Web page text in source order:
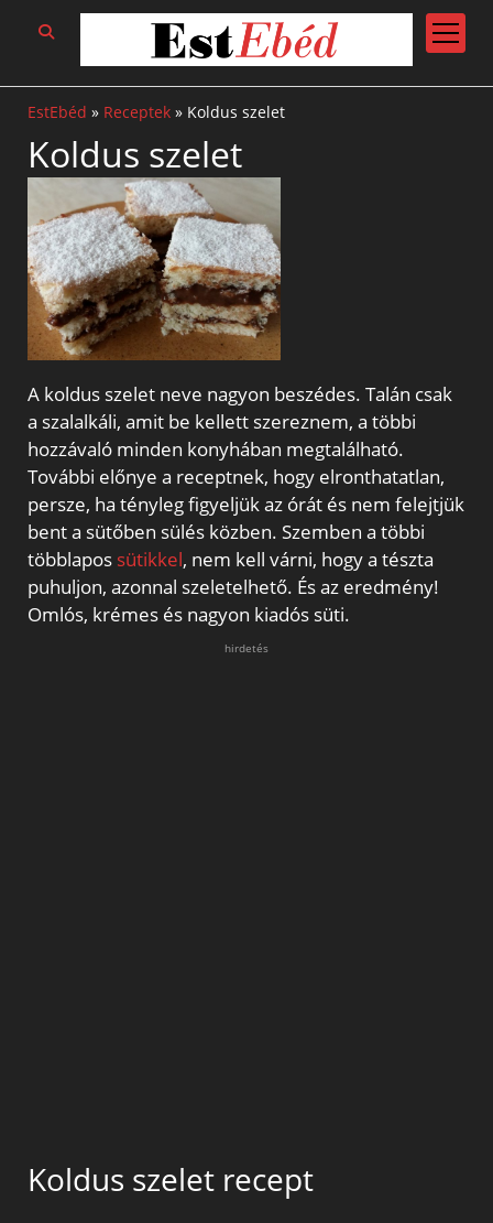
open
menu
EstEbéd » Receptek» Koldus szelet
Koldus szelet
A koldus szelet neve nagyon beszédes. Talán csak
a szalalkáli, amit be kellett szereznem, a többi
hozzávaló minden konyhában megtalálható.
További előnye a receptnek, hogy elronthatatlan,
persze, ha tényleg figyeljük az órát és nem felejtjük
bent a sütőben sülés közben. Szemben a többi
többlapos sütikkel, nem kell várni, hogy a tészta
puhuljon, azonnal szeletelhető. És az eredmény!
Omlós, krémes és nagyon kiadós süti.
hirdetés
Koldus szelet recept